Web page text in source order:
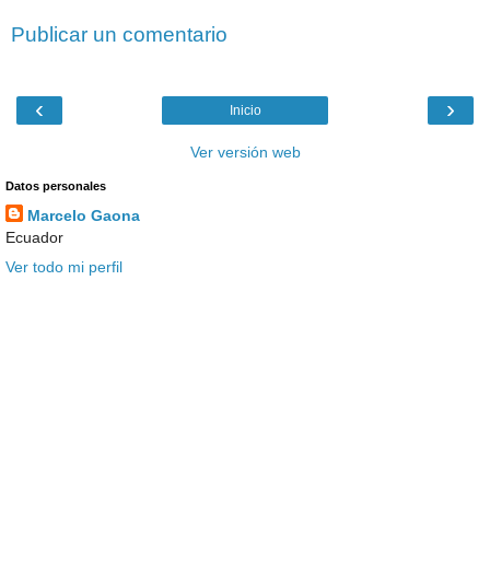
Publicar un comentario
‹ ›
Inicio
Ver versión web
Datos personales
Marcelo Gaona
Ecuador
Ver todo mi perfil